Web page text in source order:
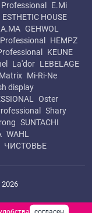
E.Mi
ESTHETIC HOUSE
GEHWOL
HEMPZ
KEUNE
La'dor LEBELAGE
Matrix Mi-Ri-Ne
display
Oster
Shary
SUNTACHI
WAHL
ЧИСТОВЬЕ